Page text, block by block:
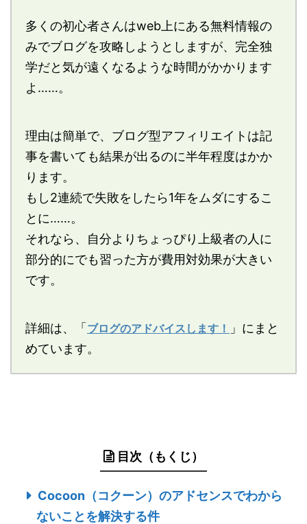
多くの初心者さんはweb上にある無料情報の
みでブログを攻略しようとしますが、完全独
学だと気が遠くなるような時間がかかります
よ……。
理由は簡単で、ブログ型アフィリエイトは記
事を書いても結果が出るのに半年程度はかか
ります。
もし2連続で失敗をしたら1年をムダにするこ
とに……。
それなら、自分よりちょっぴり上級者の人に
部分的にでも習った方が費用対効果が大きい
です。
詳細は、「 ブログのアドバイスします！ 」にまと
めています。
目次（もくじ）
Cocoon（コクーン）のアドセンスでわから
ないことを解決する件